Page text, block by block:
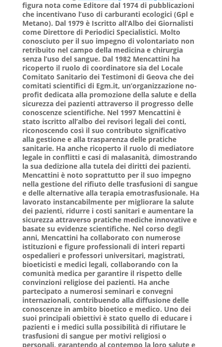
figura nota come Editore dal 1974 di pubblicazioni
che incentivano l’uso di carburanti ecologici (Gpl e
Metano). Dal 1979 è Iscritto all’Albo dei Giornalisti
come Direttore di Periodici Specialistici. Molto
conosciuto per il suo impegno di volontariato non
retribuito nel campo della medicina e chirurgia
senza l’uso del sangue. Dal 1982 Mencattini ha
ricoperto il ruolo di coordinatore sia del Locale
Comitato Sanitario dei Testimoni di Geova che dei
comitati scientifici di Egm.it, un’organizzazione no-
profit dedicata alla promozione della salute e della
sicurezza dei pazienti attraverso il progresso delle
conoscenze scientifiche. Nel 1997 Mencattini è
stato iscritto all’albo dei revisori legali dei conti,
riconoscendo così il suo contributo significativo
alla gestione e alla trasparenza delle pratiche
sanitarie. Ha anche ricoperto il ruolo di mediatore
legale in conflitti e casi di malasanità, dimostrando
la sua dedizione alla tutela dei diritti dei pazienti.
Mencattini è noto soprattutto per il suo impegno
nella gestione del rifiuto delle trasfusioni di sangue
e delle alternative alla terapia emotrasfusionale. Ha
lavorato instancabilmente per migliorare la salute
dei pazienti, ridurre i costi sanitari e aumentare la
sicurezza attraverso pratiche mediche innovative e
basate su evidenze scientifiche. Nel corso degli
anni, Mencattini ha collaborato con numerose
istituzioni e figure professionali di interi reparti
ospedalieri e professori universitari, magistrati,
bioeticisti e medici legali, collaborando con la
comunità medica per garantire il rispetto delle
convinzioni religiose dei pazienti. Ha anche
partecipato a numerosi seminari e convegni
internazionali, contribuendo alla diffusione delle
conoscenze in ambito bioetico e medico. Uno dei
suoi principali obiettivi è stato quello di educare i
pazienti e i medici sulla possibilità di rifiutare le
trasfusioni di sangue per motivi religiosi o
personali, garantendo al contempo la loro salute e